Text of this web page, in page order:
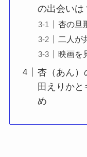
の出会いは
杏の旦
二人が
映画を
杏（あん）
田えりか
め